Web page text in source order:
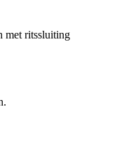
met ritssluiting